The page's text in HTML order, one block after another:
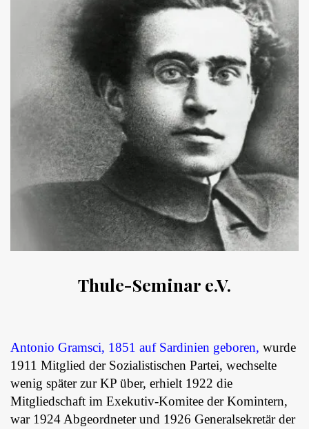
Thule-Seminar e.V.
Antonio Gramsci, 1851 auf Sardinien geboren, wurde
1911 Mitglied der Sozialistischen Partei, wechselte
wenig später zur KP über, erhielt 1922 die
Mitgliedschaft im Exekutiv-Komitee der Komintern,
war 1924 Abgeordneter und 1926 Generalsekretär der